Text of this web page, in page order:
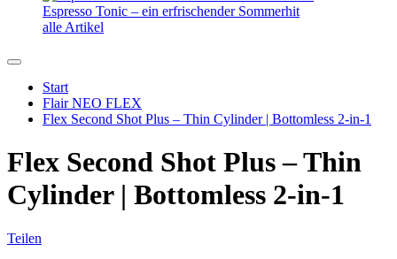
Espresso Tonic – ein erfrischender Sommerhit
alle Artikel
Start
Flair NEO FLEX
Flex Second Shot Plus – Thin Cylinder | Bottomless 2-in-1
Flex Second Shot Plus – Thin
Cylinder | Bottomless 2-in-1
Teilen